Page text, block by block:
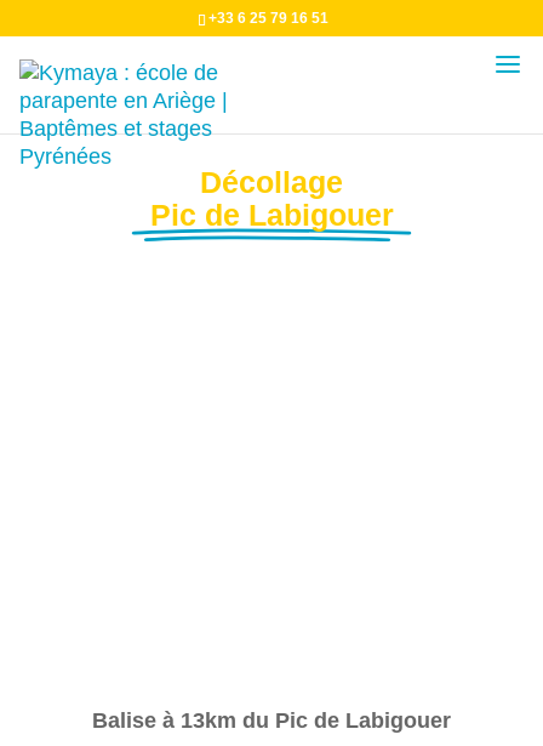
+33 6 25 79 16 51
Décollage
Pic de Labigouer
Balise à 13km du Pic de Labigouer